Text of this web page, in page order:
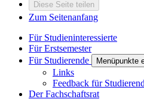
Diese Seite teilen
Zum Seitenanfang
Für Studieninteressierte
Für Erstsemester
Für Studierende
Menüpunkte
Links
Feedback für
Der Fachschaftsrat